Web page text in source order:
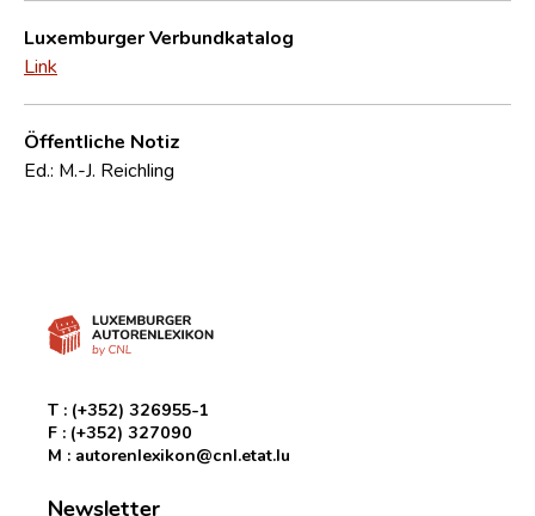
Luxemburger Verbundkatalog
Link
Öffentliche Notiz
Ed.: M.-J. Reichling
T : (+352) 326955-1
F : (+352) 327090
M : autorenlexikon@cnl.etat.lu
Newsletter